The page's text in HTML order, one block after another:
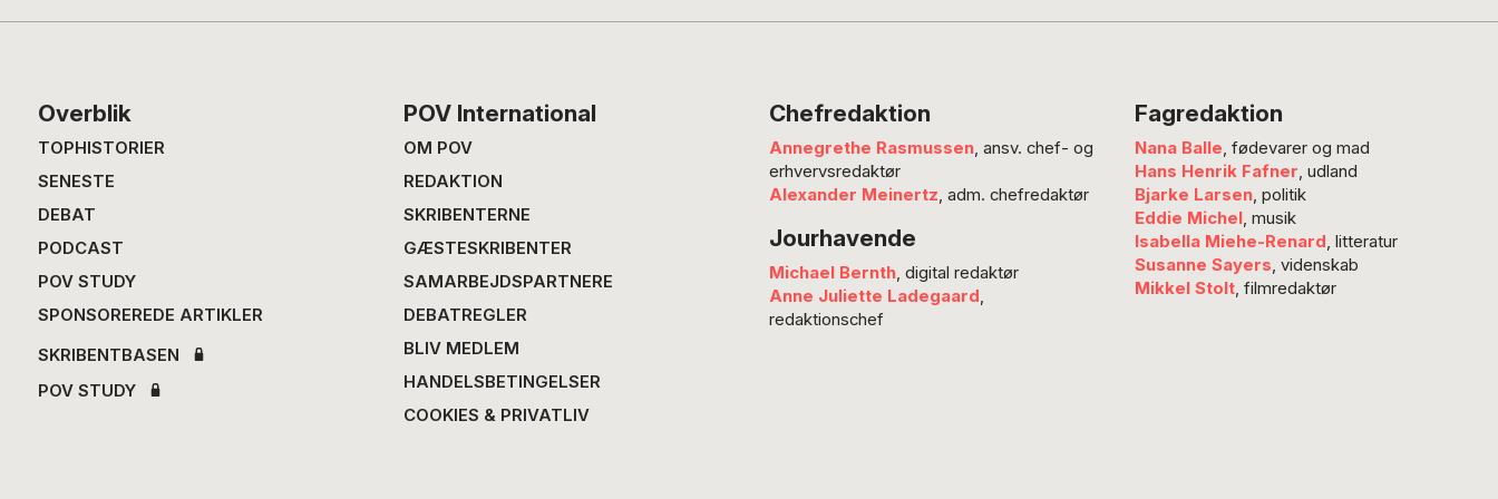
Footer
Overblik
TOPHISTORIER
SENESTE
DEBAT
PODCAST
POV STUDY
SPONSOREREDE ARTIKLER
SKRIBENTBASEN
POV STUDY
POV International
OM POV
REDAKTION
SKRIBENTERNE
GÆSTESKRIBENTER
SAMARBEJDSPARTNERE
DEBATREGLER
BLIV MEDLEM
HANDELSBETINGELSER
COOKIES & PRIVATLIV
Chefredaktion
Annegrethe Rasmussen, ansv. chef- og
erhvervsredaktør
Alexander Meinertz, adm. chefredaktør
Jourhavende
Michael Bernth, digital redaktør
Anne Juliette Ladegaard,
redaktionschef
Fagredaktion
Nana Balle, fødevarer og mad
Hans Henrik Fafner, udland
Bjarke Larsen, politik
Eddie Michel, musik
Isabella Miehe-Renard, litteratur
Susanne Sayers, videnskab
Mikkel Stolt, filmredaktør